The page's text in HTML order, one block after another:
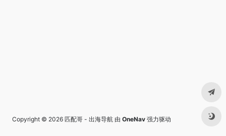
Copyright © 2026 匹配哥 - 出海导航 由 OneNav 强力驱动